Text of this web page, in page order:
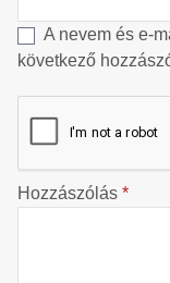
A nevem és e-
következő
Hozzászólás *